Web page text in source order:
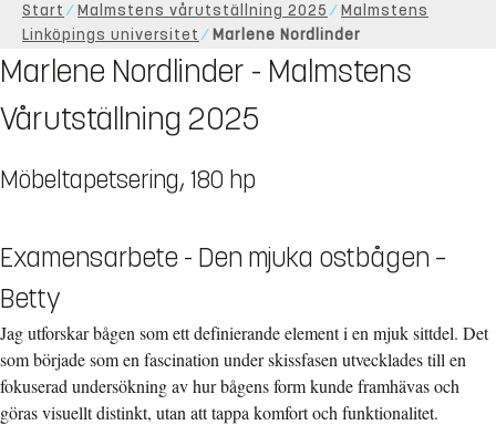
Start Malmstens vårutställning 2025
Malmstens
Linköpings universitet
Marlene Nordlinder
Marlene Nordlinder - Malmstens
Vårutställning 2025
Möbeltapetsering, 180 hp
Examensarbete - Den mjuka ostbågen –
Betty
Jag utforskar bågen som ett definierande element i en mjuk sittdel. Det
som började som en fascination under skissfasen utvecklades till en
fokuserad undersökning av hur bågens form kunde framhävas och
göras visuellt distinkt, utan att tappa komfort och funktionalitet.